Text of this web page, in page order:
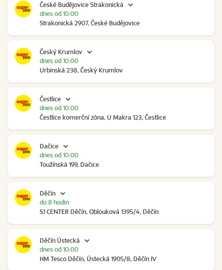
České Budějovice Strakonická
Strakonická 2907, České Budějovice
dnes od 10:00
Český Krumlov
Urbinská 238, Český Krumlov
dnes od 10:00
Čestlice
Čestlice komerční zóna, U Makra 123, Čestlice
dnes od 10:00
Dačice
Toužínská 199, Dačice
dnes od 10:00
Děčín
S1 CENTER Děčín, Oblouková 1395/4, Děčín
do 8 hodin
Děčín Ústecká
HM Tesco Děčín, Ústecká 1905/8, Děčín IV
dnes od 10:00